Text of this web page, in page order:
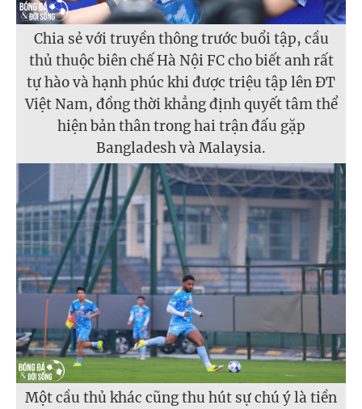
Chia sẻ với truyền thông trước buổi tập, cầu
thủ thuộc biên chế Hà Nội FC cho biết anh rất
tự hào và hạnh phúc khi được triệu tập lên ĐT
Việt Nam, đồng thời khẳng định quyết tâm thể
hiện bản thân trong hai trận đấu gặp
Bangladesh và Malaysia.
Một cầu thủ khác cũng thu hút sự chú ý là tiền